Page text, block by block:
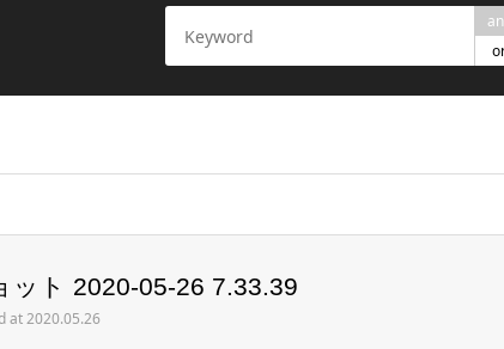
26 7.33.39
ット 2020-05-26 7.33.39
at 2020.05.26